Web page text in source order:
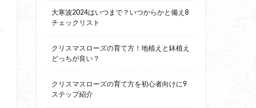
大寒波2024はいつまで？いつからかと備え8
チェックリスト
クリスマスローズの育て方！地植えと鉢植え
どっちが良い？
クリスマスローズの育て方を初心者向けに9
ステップ紹介